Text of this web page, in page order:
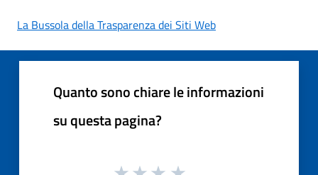
La Bussola della Trasparenza dei Siti Web
Quanto sono chiare le informazioni
su questa pagina?